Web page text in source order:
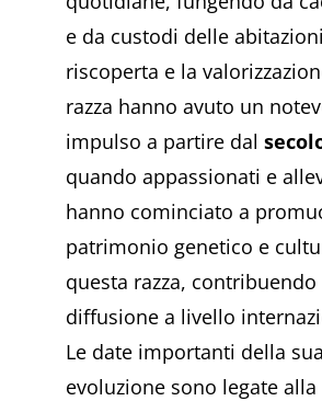
e da custodi delle
riscoperta e la
razza hanno avuto un
impulso a partire dal
quando appassionati e
hanno cominciato a
patrimonio genetico e
questa razza, contribuendo
diffusione a livello
Le date importanti della sua
evoluzione sono legate alla